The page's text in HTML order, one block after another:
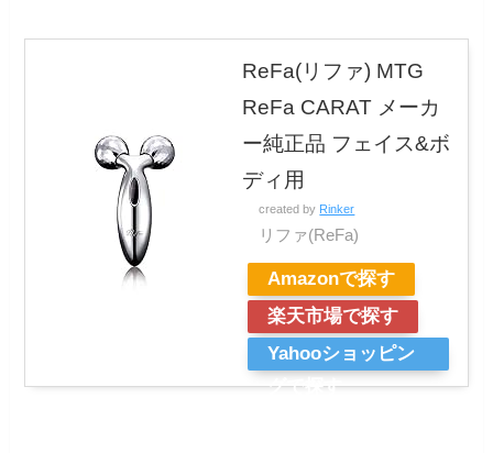
ReFa(リファ) MTG
ReFa CARAT メーカ
ー純正品 フェイス&ボ
ディ用
created by Rinker
リファ(ReFa)
Amazonで探す
楽天市場で探す
Yahooショッピン
グで探す